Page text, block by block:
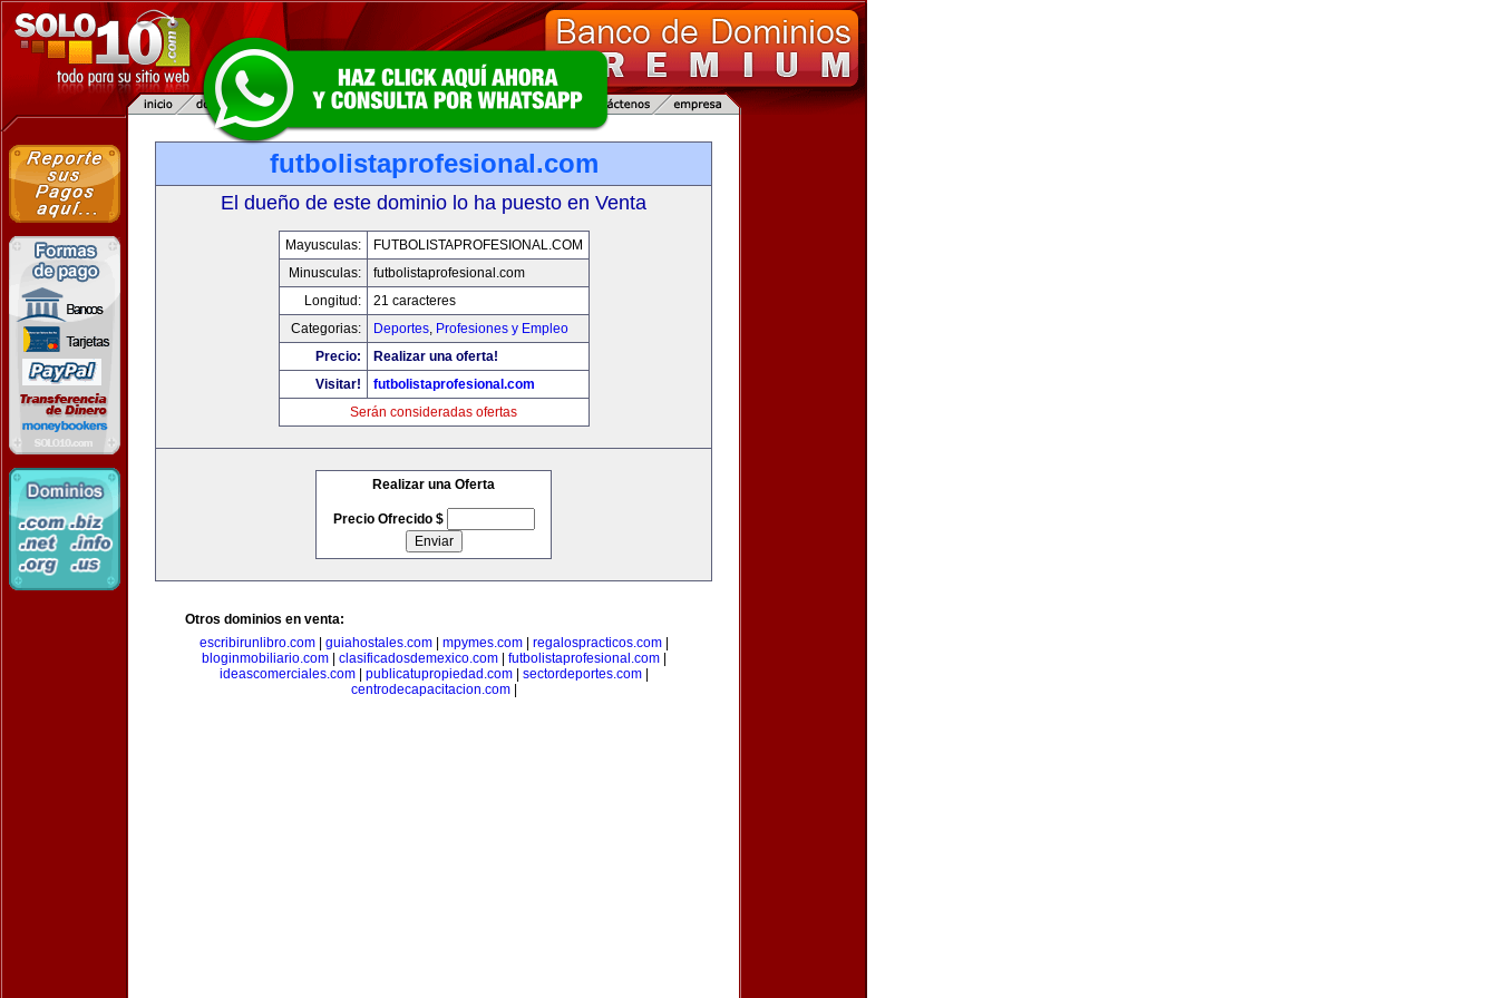
futbolistaprofesional.com
El dueño de este dominio lo ha puesto en Venta
Mayusculas:
FUTBOLISTAPROFESIONAL.COM
Minusculas:
futbolistaprofesional.com
Longitud:
21 caracteres
Categorias:
Deportes, Profesiones y Empleo
Precio:
Realizar una oferta!
Visitar!
futbolistaprofesional.com
Serán consideradas ofertas
Realizar una Oferta
Precio Ofrecido $
Otros dominios en venta:
escribirunlibro.com| guiahostales.com| mpymes.com| regalospracticos.com|
bloginmobiliario.com| clasificadosdemexico.com| futbolistaprofesional.com|
ideascomerciales.com| publicatupropiedad.com| sectordeportes.com|
centrodecapacitacion.com|